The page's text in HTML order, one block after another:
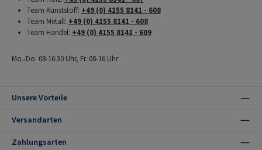
Team Kunststoff: +49 (0) 4155 8141 - 608
Team Metall: +49 (0) 4155 8141 - 608
Team Handel: +49 (0) 4155 8141 - 609
Mo.-Do. 08-16:30 Uhr, Fr. 08-16 Uhr
Unsere Vorteile
Versandarten
Zahlungsarten